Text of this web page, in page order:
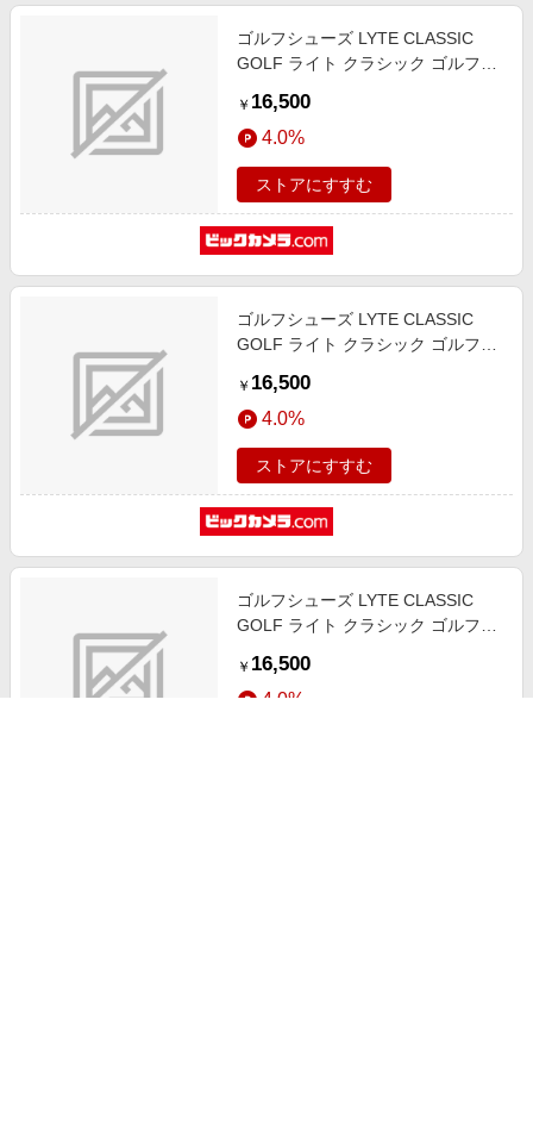
ゴルフシューズ LYTE CLASSIC
GOLF ライト クラシック ゴルフ
1113A069 [ユニセックス /23.5cm /
幅:D]
￥ 16,500
4.0%
ストアにすすむ
ゴルフシューズ LYTE CLASSIC
GOLF ライト クラシック ゴルフ
1113A069 [ユニセックス /27.5cm /
幅:D]
￥ 16,500
4.0%
ストアにすすむ
ゴルフシューズ LYTE CLASSIC
GOLF ライト クラシック ゴルフ
1113A069 [ユニセックス /26.0cm /
幅:D]
￥ 16,500
4.0%